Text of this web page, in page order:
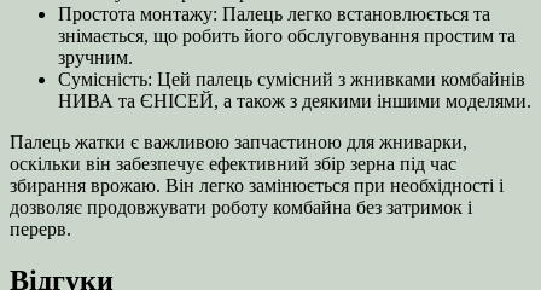
Простота монтажу: Палець легко встановлюється та
знімається, що робить його обслуговування простим та
зручним.
Сумісність: Цей палець сумісний з жнивками комбайнів
НИВА та ЄНІСЕЙ, а також з деякими іншими моделями.
Палець жатки є важливою запчастиною для жниварки,
оскільки він забезпечує ефективний збір зерна під час
збирання врожаю. Він легко замінюється при необхідності і
дозволяє продовжувати роботу комбайна без затримок і
перерв.
Відгуки